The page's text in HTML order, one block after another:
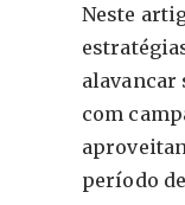
Neste
com
período